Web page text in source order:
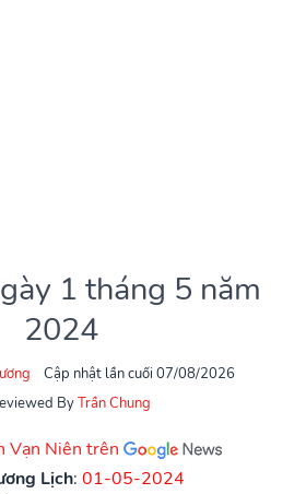
1 tháng 5 năm
2024
Cập nhật lần cuối 07/08/2026
ByTrần Chung
Vạn Niên trên
Lịch: 01-05-2024